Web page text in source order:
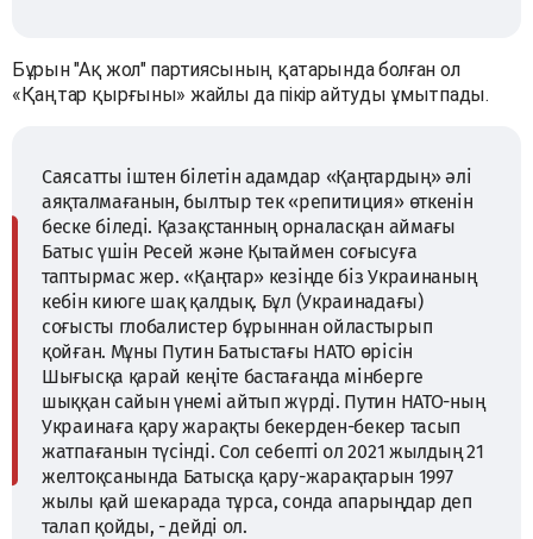
Бұрын "Ақ жол" партиясының қатарында болған ол
«Қаңтар қырғыны» жайлы да пікір айтуды ұмытпады.
Саясатты іштен білетін адамдар «Қаңтардың» әлі
аяқталмағанын, былтыр тек «репитиция» өткенін
беске біледі. Қазақстанның орналасқан аймағы
Батыс үшін Ресей және Қытаймен соғысуға
таптырмас жер. «Қаңтар» кезінде біз Украинаның
кебін киюге шақ қалдық. Бұл (Украинадағы)
соғысты глобалистер бұрыннан ойластырып
қойған. Мұны Путин Батыстағы НАТО өрісін
Шығысқа қарай кеңіте бастағанда мінберге
шыққан сайын үнемі айтып жүрді. Путин НАТО-ның
Украинаға қару жарақты бекерден-бекер тасып
жатпағанын түсінді. Сол себепті ол 2021 жылдың 21
желтоқсанында Батысқа қару-жарақтарын 1997
жылы қай шекарада тұрса, сонда апарыңдар деп
талап қойды, - дейді ол.